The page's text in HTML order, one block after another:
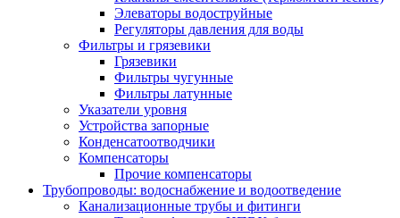
Элеваторы водоструйные
Регуляторы давления для воды
Фильтры и грязевики
Грязевики
Фильтры чугунные
Фильтры латунные
Указатели уровня
Устройства запорные
Конденсатоотводчики
Компенсаторы
Прочие компенсаторы
Трубопроводы: водоснабжение и водоотведение
Канализационные трубы и фитинги